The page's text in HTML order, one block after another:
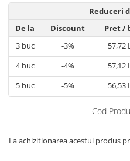
Balsam de rufe
Soluții anticalcar, igienizante
întreținere țesături
Odorizanți
Odorizanți cameră
Reduceri
De la
Discount Pret/
3buc -3% 57,72
4buc -4% 57,12
5buc -5% 56,53
Cod
La achizitionarea acestui produs